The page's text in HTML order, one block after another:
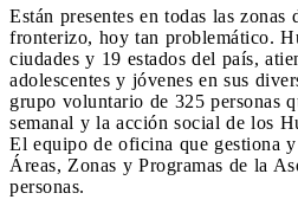
Están presentes en todas las
fronterizo, hoy tan problemático.
ciudades y 19 estados del país,
adolescentes y jóvenes en sus
grupo voluntario de 325 personas
semanal y la acción social de los
El equipo de oficina que gestiona
Áreas, Zonas y Programas de la
personas.